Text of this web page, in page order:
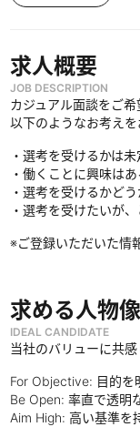
求人概要
JOB DESCRIPTION
カジュアル面談をご
以下のようなお考えを
・選考を受けるかは
・働くことに興味は
・選考を受けるかど
・選考を受けたいが
※ご登録いただいた情
求める人物像
IDEAL CANDIDATE
当社のバリューに共
For Objective: 目的を
Be Open: 率直で透明
Aim High: 高い基準を